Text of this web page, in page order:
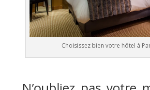
Choisissez bien votre hôtel à